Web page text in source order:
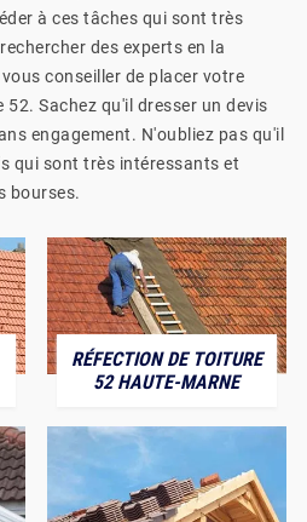
à ces tâches qui sont très
des experts en la
conseiller de placer votre
Sachez qu'il dresser un devis
engagement. N'oubliez pas qu'il
qui sont très intéressants et
bourses.
RÉFECTION DE TOITURE
52 HAUTE-MARNE